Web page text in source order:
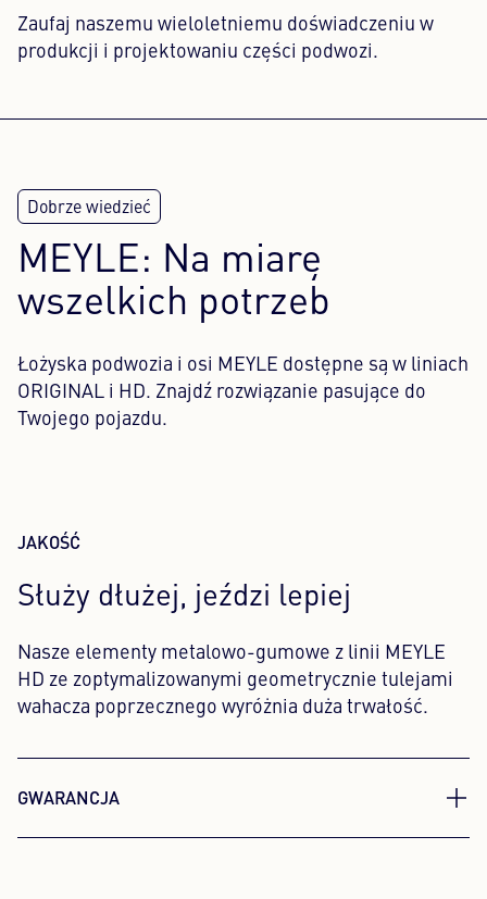
Zaufaj naszemu wieloletniemu doświadczeniu w
produkcji i projektowaniu części podwozi.
MEYLE: Na miarę
wszelkich potrzeb
Łożyska podwozia i osi MEYLE dostępne są w liniach
ORIGINAL i HD. Znajdź rozwiązanie pasujące do
Twojego pojazdu.
JAKOŚĆ
Służy dłużej, jeździ lepiej
Nasze elementy metalowo-gumowe z linii MEYLE
HD ze zoptymalizowanymi geometrycznie tulejami
wahacza poprzecznego wyróżnia duża trwałość.
GWARANCJA